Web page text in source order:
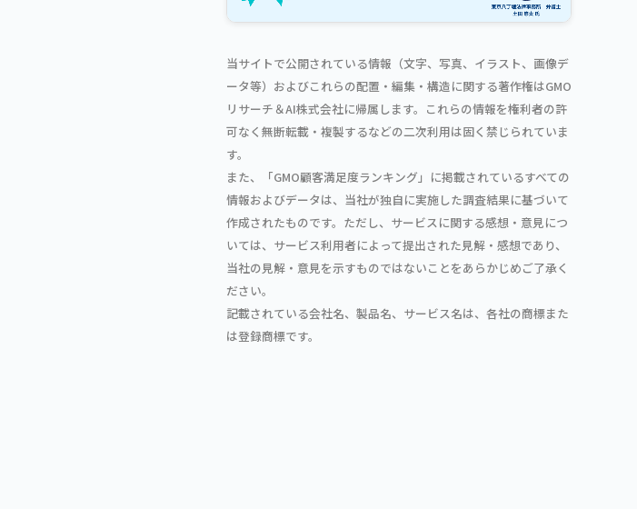
当サイトで公開されている情報（文字、写真、イラスト、画像デ
ータ等）およびこれらの配置・編集・構造に関する著作権はGMO
リサーチ＆AI株式会社に帰属します。これらの情報を権利者の許
可なく無断転載・複製するなどの二次利用は固く禁じられていま
す。
また、「GMO顧客満足度ランキング」に掲載されているすべての
情報およびデータは、当社が独自に実施した調査結果に基づいて
作成されたものです。ただし、サービスに関する感想・意見につ
いては、サービス利用者によって提出された見解・感想であり、
当社の見解・意見を示すものではないことをあらかじめご了承く
ださい。
記載されている会社名、製品名、サービス名は、各社の商標また
は登録商標です。